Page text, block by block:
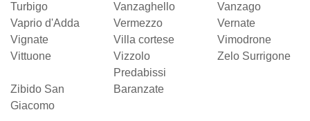
Turbigo
Vanzaghello
Vanzago
Vaprio d'Adda
Vermezzo
Vernate
Vignate
Villa cortese
Vimodrone
Vittuone
Vizzolo
Predabissi
Zelo Surrigone
Zibido San
Giacomo
Baranzate